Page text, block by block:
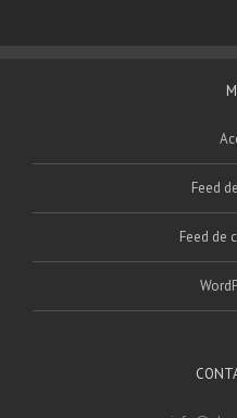
Feed
Feed de